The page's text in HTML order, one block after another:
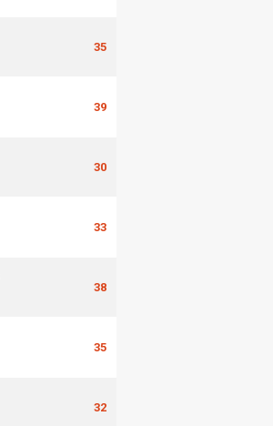
35
39
30
33
38
35
32